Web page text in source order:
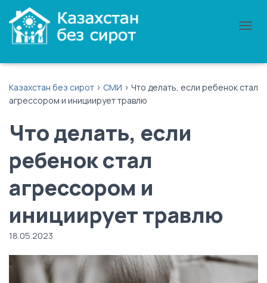
Л
Казахстан без сирот > СМИ > Что делать, если ребенок стал
агрессором и инициирует травлю
Что делать, если
ребенок стал
агрессором и
инициирует травлю
18.05.2023